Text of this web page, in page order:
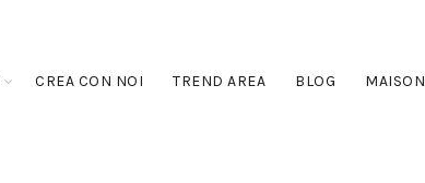
CREA CON NOI TREND AREA BLOG MAISON